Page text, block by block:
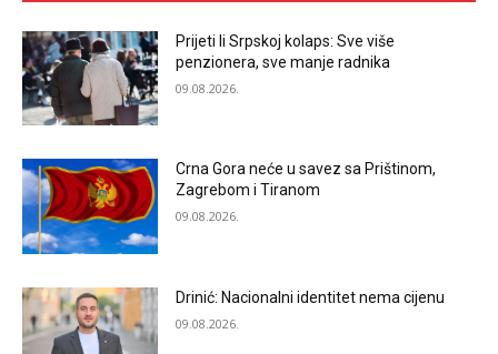
Prijeti li Srpskoj kolaps: Sve više
penzionera, sve manje radnika
09.08.2026.
Crna Gora neće u savez sa Prištinom,
Zagrebom i Tiranom
09.08.2026.
Drinić: Nacionalni identitet nema cijenu
09.08.2026.